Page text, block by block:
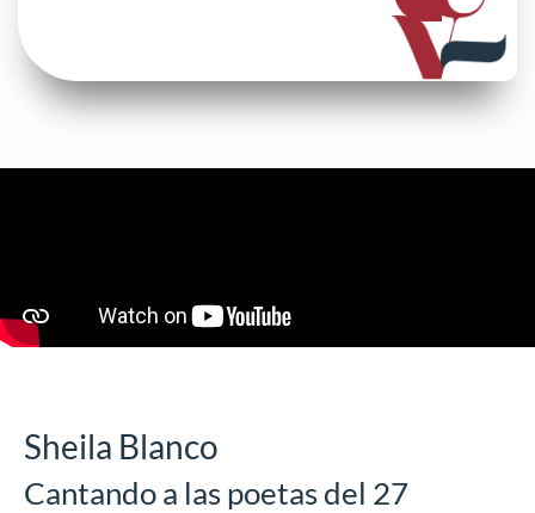
Sheila Blanco
Cantando a las poetas del 27